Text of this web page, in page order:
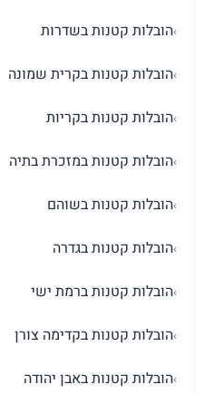
›הובלות קטנות בשדרות
›הובלות קטנות בקרית שמונה
›הובלות קטנות בקריות
›הובלות קטנות במזכרת בתיה
›הובלות קטנות בשוהם
›הובלות קטנות בגדרה
›הובלות קטנות ברמת ישי
›הובלות קטנות בקדימה צורן
›הובלות קטנות באבן יהודה